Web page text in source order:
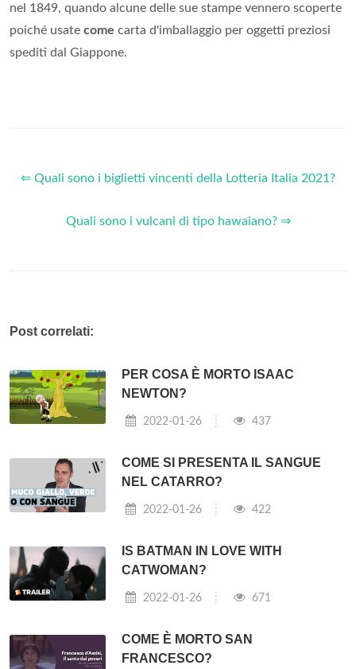
nel 1849, quando alcune delle sue stampe vennero scoperte
poiché usate come carta d'imballaggio per oggetti preziosi
spediti dal Giappone.
⇐ Quali sono i biglietti vincenti della Lotteria Italia 2021?
Quali sono i vulcani di tipo hawaiano? ⇒
Post correlati:
PER COSA È MORTO ISAAC
NEWTON?
2022-01-26 437
COME SI PRESENTA IL SANGUE
NEL CATARRO?
2022-01-26 422
IS BATMAN IN LOVE WITH
CATWOMAN?
2022-01-26 671
COME È MORTO SAN
FRANCESCO?